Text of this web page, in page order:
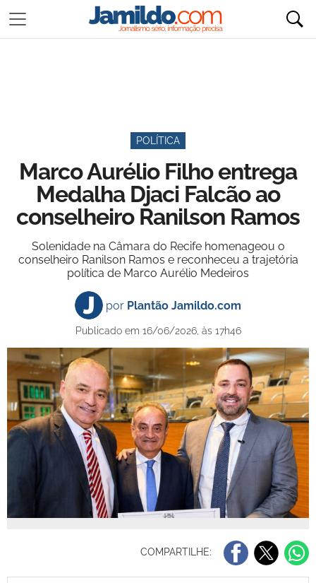
POLÍTICA
Marco Aurélio Filho entrega
Medalha Djaci Falcão ao
conselheiro Ranilson Ramos
Solenidade na Câmara do Recife homenageou o
conselheiro Ranilson Ramos e reconheceu a trajetória
política de Marco Aurélio Medeiros
por Plantão Jamildo.com
Publicado em 16/06/2026, às 17h46
COMPARTILHE: